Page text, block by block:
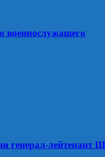
военнослужащего
генерал-